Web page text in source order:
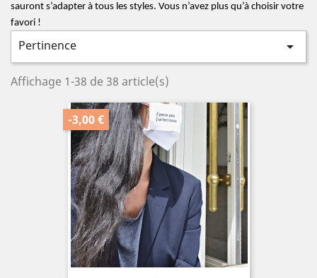
sauront s’adapter à tous les styles. Vous n’avez plus qu’à choisir votre
favori !
Pertinence 
Affichage 1-38 de 38 article(s)
-3,00 €